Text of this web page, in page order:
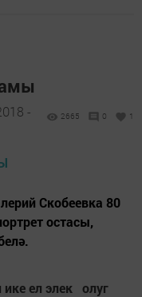
-
2665 0 1
Скобеевка 80
остасы,
ел элек олуг